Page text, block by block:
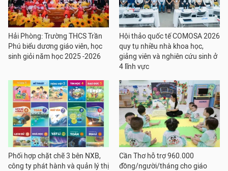
Hải Phòng: Trường THCS Trần
Phú biểu dương giáo viên, học
sinh giỏi năm học 2025 -2026
Hội thảo quốc tế COMOSA 2026
quy tụ nhiều nhà khoa học,
giảng viên và nghiên cứu sinh ở
4 lĩnh vực
Phối hợp chặt chẽ 3 bên NXB,
công ty phát hành và quản lý thị
Cần Thơ hỗ trợ 960.000
đồng/người/tháng cho giáo